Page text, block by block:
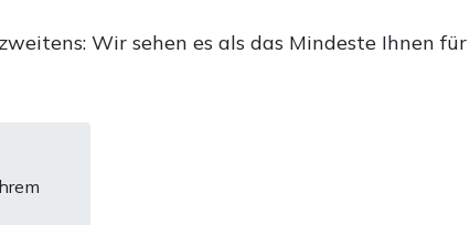
Wir sehen es als das Mindeste Ihnen für